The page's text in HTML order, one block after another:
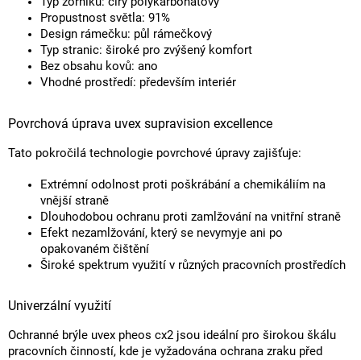
Propustnost světla: 91%
Design rámečku: půl rámečkový
Typ stranic: široké pro zvýšený komfort
Bez obsahu kovů: ano
Vhodné prostředí: především interiér
Povrchová úprava uvex supravision excellence
Tato pokročilá technologie povrchové úpravy zajišťuje:
Extrémní odolnost proti poškrábání a chemikáliím na
vnější straně
Dlouhodobou ochranu proti zamlžování na vnitřní straně
Efekt nezamlžování, který se nevymyje ani po
opakovaném čištění
Široké spektrum využití v různých pracovních prostředích
Univerzální využití
Ochranné brýle uvex pheos cx2 jsou ideální pro širokou škálu
pracovních činností, kde je vyžadována ochrana zraku před